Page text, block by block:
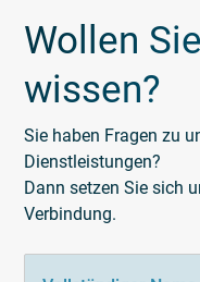
Wollen
wissen?
Sie haben Fragen zu
Dienstleistungen?
Dann setzen Sie sich
Verbindung.